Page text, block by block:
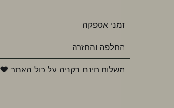
זמני אספקה
החלפה והחזרה
משלוח חינם בקניה על כול האתר ♥